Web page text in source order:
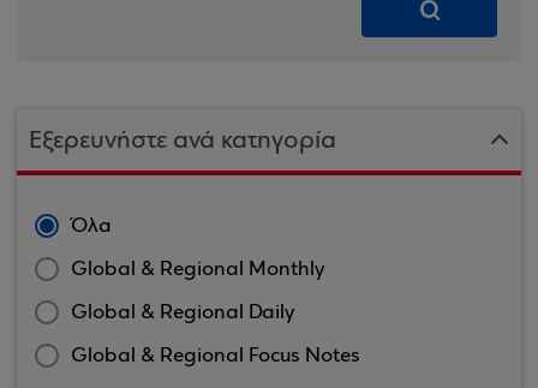
Εξερευνήστε ανά κατηγορία
Όλα
Global & Regional Monthly
Global & Regional Daily
Global & Regional Focus Notes